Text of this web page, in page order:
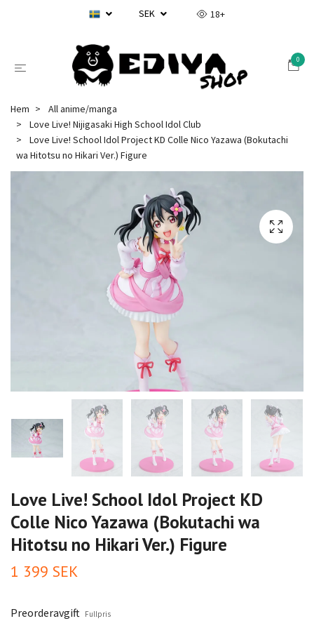
SEK 18+
0
Hem
All anime/manga
Love Live! Nijigasaki High School Idol Club
Love Live! School Idol Project KD Colle Nico Yazawa (Bokutachi
wa Hitotsu no Hikari Ver.) Figure
Love Live! School Idol Project KD
Colle Nico Yazawa (Bokutachi wa
Hitotsu no Hikari Ver.) Figure
1 399 SEK
Preorderavgift Fullpris